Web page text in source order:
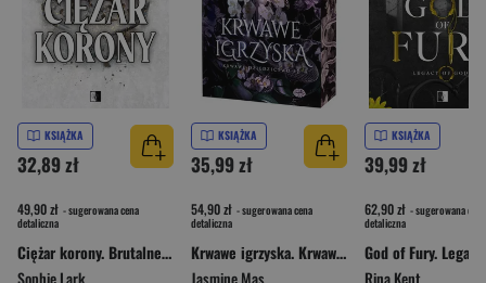
KSIĄŻKA
32,89 zł
49,90 zł - sugerowana cena
detaliczna
Ciężar korony. Brutalne dziedzictwo. Tom 6
Sophie Lark
KSIĄŻKA
35,99 zł
54,90 zł - sugerowana cena
detaliczna
Krwawe igrzyska. Krwawe dziedzictwo. Tom 2
Jasmine Mas
KSIĄŻKA
39,99 zł
62,90 zł - sugerowana cena
detaliczna
Rina Kent